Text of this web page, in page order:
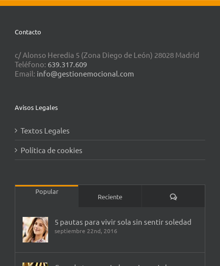
Contacto
c/ Alonso Heredia 5 (Zona Diego de León) 28028 Madrid
Teléfono: 639.317.609
Email: info@gestionemocional.com
Avisos Legales
Textos Legales
Política de cookies
Popular
Reciente Comentarios
5 pautas para vivir sola sin sentir soledad
septiembre 22nd, 2016